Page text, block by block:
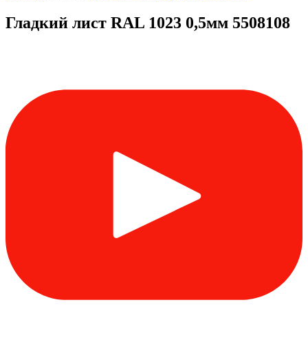
Гладкий лист RAL 1023 0,5мм 5508108